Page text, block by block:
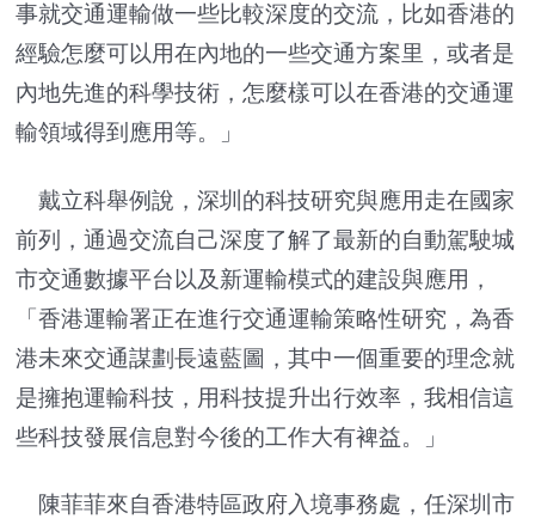
事就交通運輸做一些比較深度的交流，比如香港的
經驗怎麼可以用在內地的一些交通方案里，或者是
內地先進的科學技術，怎麼樣可以在香港的交通運
輸領域得到應用等。」
戴立科舉例說，深圳的科技研究與應用走在國家
前列，通過交流自己深度了解了最新的自動駕駛城
市交通數據平台以及新運輸模式的建設與應用，
「香港運輸署正在進行交通運輸策略性研究，為香
港未來交通謀劃長遠藍圖，其中一個重要的理念就
是擁抱運輸科技，用科技提升出行效率，我相信這
些科技發展信息對今後的工作大有裨益。」
陳菲菲來自香港特區政府入境事務處，任深圳市